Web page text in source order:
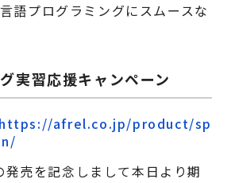
語プログラミングにスムースな
実習応援キャンペーン
https://afrel.co.jp/product/sp
発売を記念しまして本日より期